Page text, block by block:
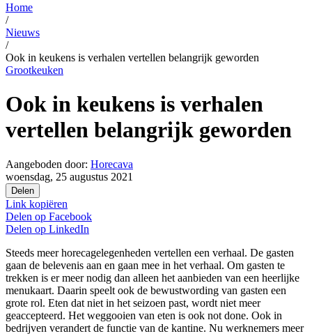
Home
/
Nieuws
/
Ook in keukens is verhalen vertellen belangrijk geworden
Grootkeuken
Ook in keukens is verhalen
vertellen belangrijk geworden
Aangeboden door: Horecava
woensdag, 25 augustus 2021
Delen
Link kopiëren
Delen op Facebook
Delen op LinkedIn
Steeds meer horecagelegenheden vertellen een verhaal. De gasten
gaan de belevenis aan en gaan mee in het verhaal. Om gasten te
trekken is er meer nodig dan alleen het aanbieden van een heerlijke
menukaart. Daarin speelt ook de bewustwording van gasten een
grote rol. Eten dat niet in het seizoen past, wordt niet meer
geaccepteerd. Het weggooien van eten is ook not done. Ook in
bedrijven verandert de functie van de kantine. Nu werknemers meer